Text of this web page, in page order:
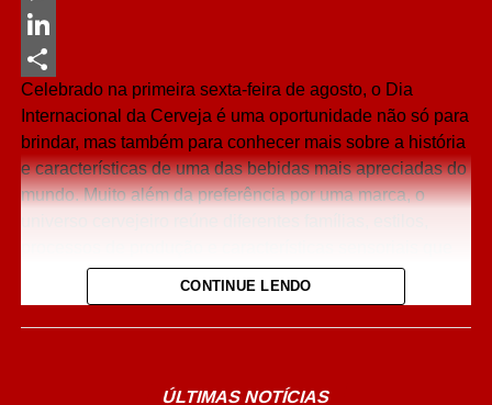
Messenger
LinkedIn
Share
Celebrado na primeira sexta-feira de agosto, o Dia
Internacional da Cerveja é uma oportunidade não só para
brindar, mas também para conhecer mais sobre a história
e características de uma das bebidas mais apreciadas do
mundo. Muito além da preferência por uma marca, o
influenciam diretamente a experiência de consumo.
consumo. Embora nomes como Pilsen, Lager, IPA, Weiss
CONTINUE LENDO
ÚLTIMAS NOTÍCIAS